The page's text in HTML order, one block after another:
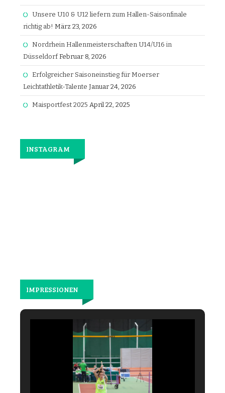
Unsere U10 & U12 liefern zum Hallen-Saisonfinale
richtig ab! März 23, 2026
Nordrhein Hallenmeisterschaften U14/U16 in
Düsseldorf Februar 8, 2026
Erfolgreicher Saisoneinstieg für Moerser
Leichtathletik-Talente Januar 24, 2026
Maisportfest 2025 April 22, 2025
INSTAGRAM
IMPRESSIONEN